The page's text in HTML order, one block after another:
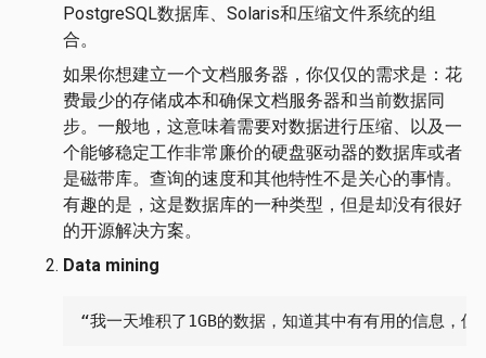
PostgreSQL数据库、Solaris和压缩文件系统的组
合。
如果你想建立一个文档服务器，你仅仅的需求是：花
费最少的存储成本和确保文档服务器和当前数据同
步。一般地，这意味着需要对数据进行压缩、以及一
个能够稳定工作非常廉价的硬盘驱动器的数据库或者
是磁带库。查询的速度和其他特性不是关心的事情。
有趣的是，这是数据库的一种类型，但是却没有很好
的开源解决方案。
Data mining
“我一天堆积了1GB的数据，知道其中有有用的信息，但